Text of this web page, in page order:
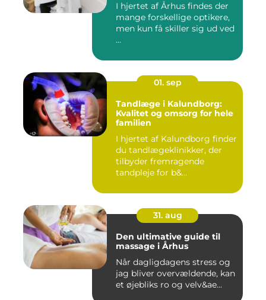
I hjertet af Århus findes der
mange forskellige optikere,
men kun få skiller sig ud ved
...
01. sep
Tandlæge i Kalundborg:
Kvalitet og omsorg for hele
familien
I hjertet af Kalundborg finder
du tandlægeklinikker, der
tilbyder fremragende
tandpleje for b&...
31. aug
Den ultimative guide til
massage i Århus
Når dagligdagens stress og
jag bliver overvældende, kan
et øjebliks ro og velv&ae...